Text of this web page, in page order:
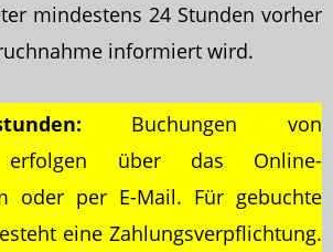
mindestens 24 Stunden vorher
informiert wird.
Buchungen von
erfolgen über das Online-
oder per E-Mail. Für gebuchte
eine Zahlungsverpflichtung.